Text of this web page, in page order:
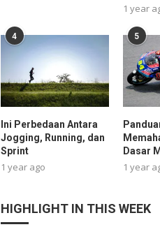
1 year
4
Ini Perbedaan Antara
Jogging, Running, dan
Sprint
1 year ago
5
Dasar
1 year
HIGHLIGHT IN THIS WEEK